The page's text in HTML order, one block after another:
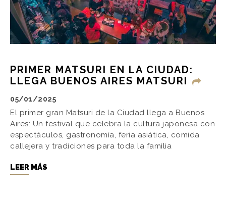
PRIMER MATSURI EN LA CIUDAD:
LLEGA BUENOS AIRES MATSURI
05/01/2025
El primer gran Matsuri de la Ciudad llega a Buenos
Aires: Un festival que celebra la cultura japonesa con
espectáculos, gastronomía, feria asiática, comida
callejera y tradiciones para toda la familia
LEER MÁS